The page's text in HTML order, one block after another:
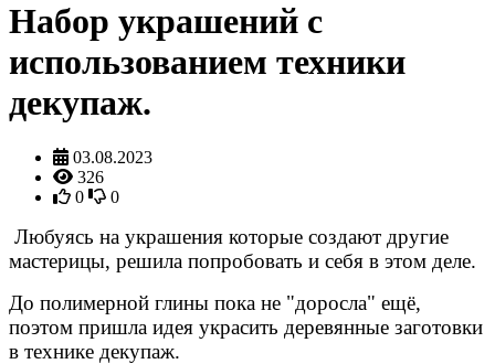
Набор украшений с
использованием техники
декупаж.
03.08.2023
326
0
0
Любуясь на украшения которые создают другие
мастерицы, решила попробовать и себя в этом деле.
До полимерной глины пока не "доросла" ещё,
поэтом пришла идея украсить деревянные заготовки
в технике декупаж.